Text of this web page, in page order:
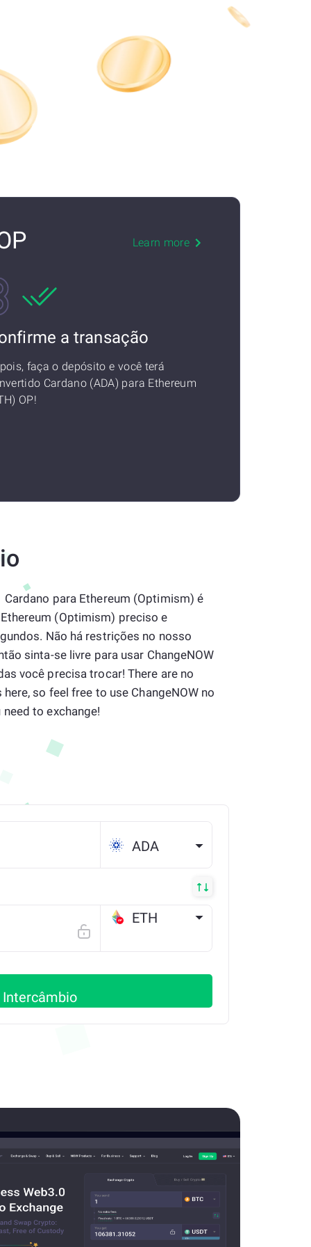
Learn more
a transação
faça o depósito e você terá
Cardano (ADA) para Ethereum
OP!
para Ethereum (Optimism) é
(Optimism) preciso e
Não há restrições no nosso
sinta-se livre para usar ChangeNOW
você precisa trocar! There are no
so feel free to use ChangeNOW no
to exchange!
ADA
ETH
Intercâmbio